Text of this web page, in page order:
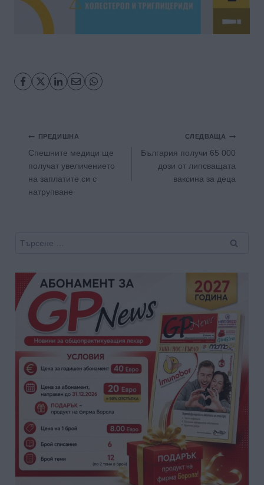
Навигация
ПРЕДИШНА
Спешните медици ще
получат увеличението
на заплатите си с
натрупване
СЛЕДВАЩА
България получи 65 000
дози от липсващата
ваксина за деца
Търсене